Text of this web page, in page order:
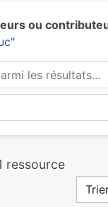
ou
les résultats...
ressource